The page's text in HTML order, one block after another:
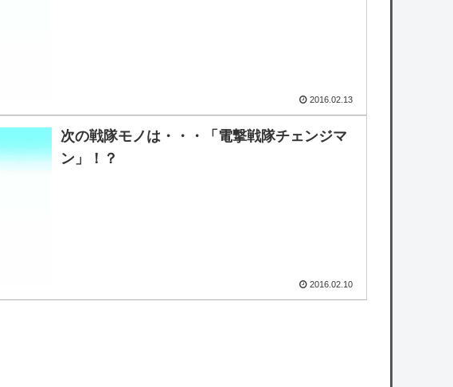
2016.02.13
次の戦隊モノは・・・「電撃戦隊チェンジマ
ン」！？
2016.02.10